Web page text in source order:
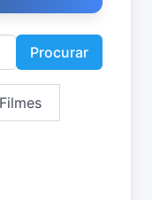
Procurar
Filmes